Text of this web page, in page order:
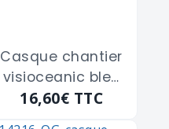
Casque chantier
visioceanic bleu
SOFOP "564514"
16,60€ TTC